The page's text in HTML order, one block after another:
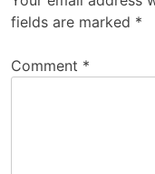
fields are marked *
Comment *